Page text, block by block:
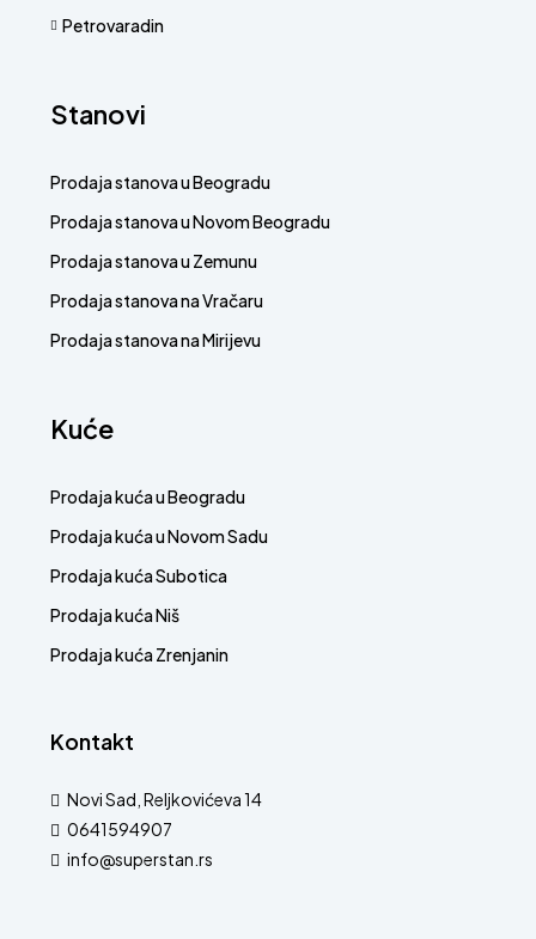
Petrovaradin
Stanovi
Prodaja stanova u Beogradu
Prodaja stanova u Novom Beogradu
Prodaja stanova u Zemunu
Prodaja stanova na Vračaru
Prodaja stanova na Mirijevu
Kuće
Prodaja kuća u Beogradu
Prodaja kuća u Novom Sadu
Prodaja kuća Subotica
Prodaja kuća Niš
Prodaja kuća Zrenjanin
Kontakt
Novi Sad, Reljkovićeva 14
0641594907
info@superstan.rs